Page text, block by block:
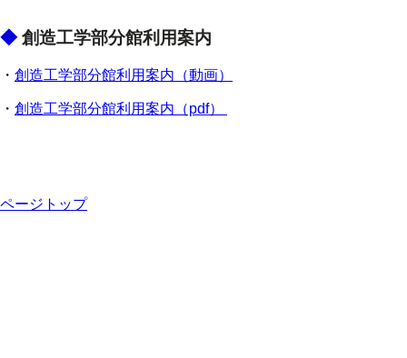
◆ 創造工学部分館利用案内
・ 創造工学部分館利用案内（動画）
・ 創造工学部分館利用案内（pdf）
ページトップ